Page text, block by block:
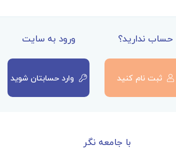
ورود به سایت
وارد حسابتان شوید
حساب ندارید؟
ثبت نام کنید
با جامعه نگر